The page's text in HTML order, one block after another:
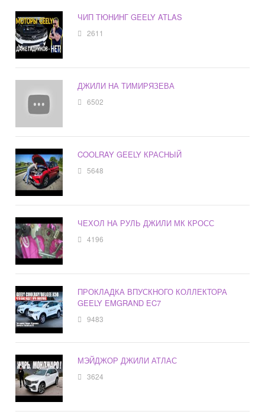
ЧИП ТЮНИНГ GEELY ATLAS
2611
ДЖИЛИ НА ТИМИРЯЗЕВА
6502
COOLRAY GEELY КРАСНЫЙ
5648
ЧЕХОЛ НА РУЛЬ ДЖИЛИ МК КРОСС
4196
ПРОКЛАДКА ВПУСКНОГО КОЛЛЕКТОРА
GEELY EMGRAND EC7
9483
МЭЙДЖОР ДЖИЛИ АТЛАС
3624